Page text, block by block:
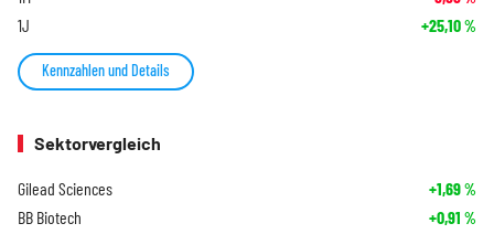
1J +25,10%
Kennzahlen und Details
Sektorvergleich
Gilead Sciences +1,69%
BB Biotech +0,91 %